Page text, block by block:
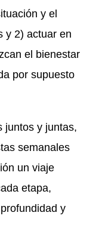
y el
y 2) actuar en
el bienestar
por supuesto
juntos y juntas,
semanales
un viaje
etapa,
y